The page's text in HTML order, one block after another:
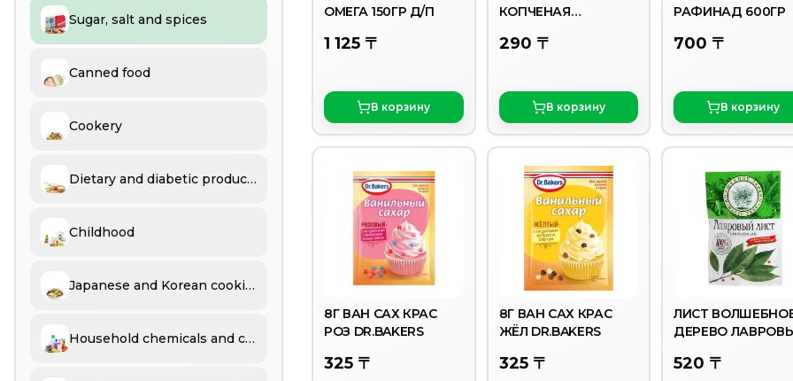
Sugar, salt and spices
Canned food
Cookery
Dietary and diabetic products
Childhood
Japanese and Korean cooking
Household chemicals and cosmetics
ОМЕГА 150ГР Д/П
1 125 〒
В корзину
КОПЧЕНАЯ
290 〒
В корзину
РАФИНАД 600ГР
700 〒
В корзину
8Г ВАН САХ КРАС
РОЗ DR.BAKERS
325 〒
8Г ВАН САХ КРАС
ЖЁЛ DR.BAKERS
325 〒
ЛИСТ
ДЕРЕВО
520 〒